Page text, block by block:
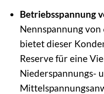
Betriebsspannung
Nennspannung
bietet dieser
Reserve für eine
Niederspannungs-